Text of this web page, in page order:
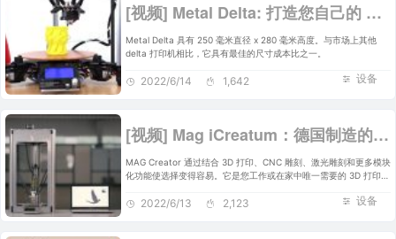
[视频] Metal Delta: 打造您自己的 金属三角洲3D打印机！
Metal Delta 具有 250 毫米直径 x 280 毫米高度。与市场上其他
delta 打印机相比，它具有最佳的尺寸成本比之一。
设备
2022/6/14 1,642
[视频] Mag iCreatum：德国制造的多合一 3D打印机
MAG Creator 通过结合 3D 打印、CNC 雕刻、激光雕刻和更多模块
化功能使选择变得容易。它是您工作或在家中唯一需要的 3D 打印
设备
2022/6/13 2,123